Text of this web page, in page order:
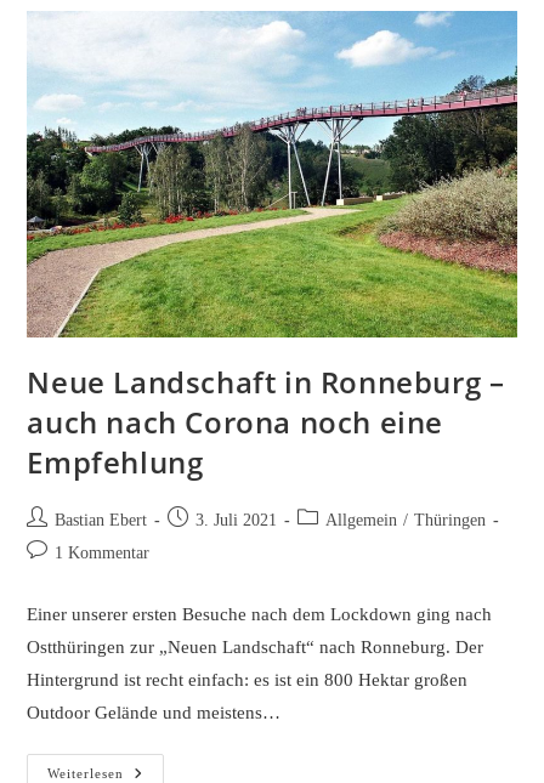
Neue Landschaft in Ronneburg –
auch nach Corona noch eine
Empfehlung
Beitrags-
Autor:
Bastian Ebert
Beitrag3. Juli 2021
Beitrags-
Allgemein / Thüringen
Beitrags-1 Kommentar
Einer unserer ersten Besuche nach dem Lockdown ging nach
Ostthüringen zur „Neuen Landschaft“ nach Ronneburg. Der
Hintergrund ist recht einfach: es ist ein 800 Hektar großen
Outdoor Gelände und meistens…
Weiterlesen
Neue